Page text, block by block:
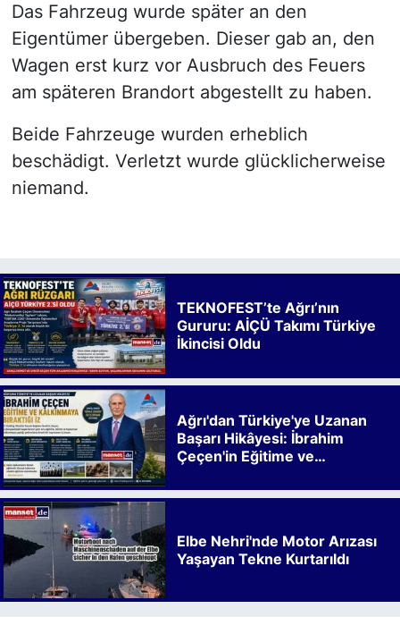
Das Fahrzeug wurde später an den
Eigentümer übergeben. Dieser gab an, den
Wagen erst kurz vor Ausbruch des Feuers
am späteren Brandort abgestellt zu haben.
Beide Fahrzeuge wurden erheblich
beschädigt. Verletzt wurde glücklicherweise
niemand.
TEKNOFEST’te Ağrı’nın
Gururu: AİÇÜ Takımı Türkiye
İkincisi Oldu
Ağrı'dan Türkiye'ye Uzanan
Başarı Hikâyesi: İbrahim
Çeçen'in Eğitime ve
Elbe Nehri'nde Motor Arızası
Yaşayan Tekne Kurtarıldı